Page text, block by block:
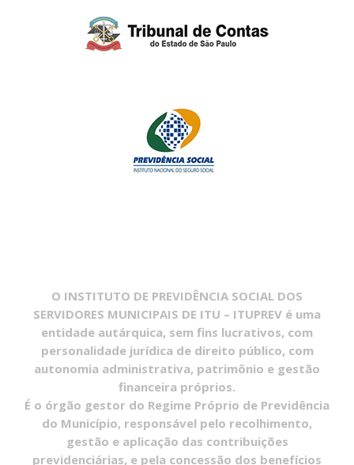
O INSTITUTO DE PREVIDÊNCIA SOCIAL DOS
SERVIDORES MUNICIPAIS DE ITU – ITUPREV é uma
entidade autárquica, sem fins lucrativos, com
personalidade jurídica de direito público, com
autonomia administrativa, patrimônio e gestão
financeira próprios.
É o órgão gestor do Regime Próprio de Previdência
do Município, responsável pelo recolhimento,
gestão e aplicação das contribuições
previdenciárias, e pela concessão dos benefícios